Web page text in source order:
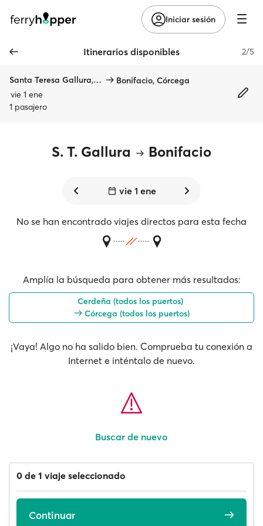
Iniciar sesión
Itinerarios disponibles 2/5
Santa Teresa Gallura, Cerdeña
Bonifacio, Córcega
vie 1 ene
1 pasajero
S. T. Gallura Bonifacio
vie 1 ene
No se han encontrado viajes directos para esta fecha
Amplía la búsqueda para obtener más resultados:
Cerdeña (todos los puertos)
Córcega (todos los puertos)
¡Vaya! Algo no ha salido bien. Comprueba tu conexión a
Internet e inténtalo de nuevo.
Buscar de nuevo
0 de 1 viaje seleccionado
Continuar